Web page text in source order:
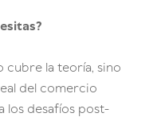
cubre la teoría, sino
del comercio
los desafíos post-